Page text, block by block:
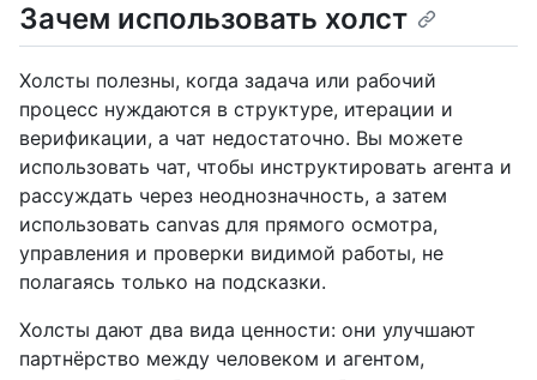
Зачем использовать холст
Холсты полезны, когда задача или рабочий
процесс нуждаются в структуре, итерации и
верификации, а чат недостаточно. Вы можете
использовать чат, чтобы инструктировать агента и
рассуждать через неоднозначность, а затем
использовать canvas для прямого осмотра,
управления и проверки видимой работы, не
полагаясь только на подсказки.
Холсты дают два вида ценности: они улучшают
партнёрство между человеком и агентом,